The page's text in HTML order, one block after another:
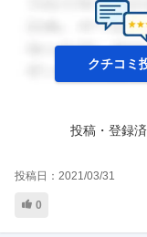
クチコミ
投稿・登録
投稿日： 2021/03/31
0